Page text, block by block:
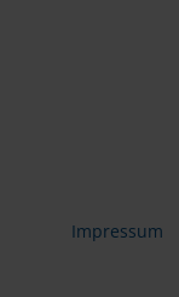
Impressum